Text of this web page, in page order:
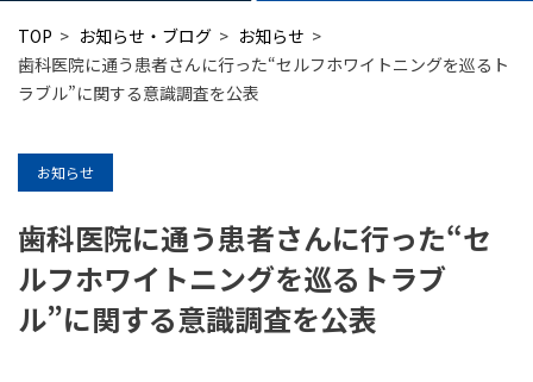
TOP > お知らせ・ブログ > お知らせ >
⻭科医院に通う患者さんに⾏った“セルフホワイトニングを巡るト
ラブル”に関する意識調査を公表
お知らせ
⻭科医院に通う患者さんに⾏った“セ
ルフホワイトニングを巡るトラブ
ル”に関する意識調査を公表